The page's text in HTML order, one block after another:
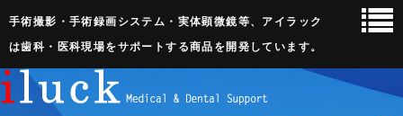
手術撮影・手術録画システム・実体顕微鏡等、アイラック
は歯科・医科現場をサポートする商品を開発しています。